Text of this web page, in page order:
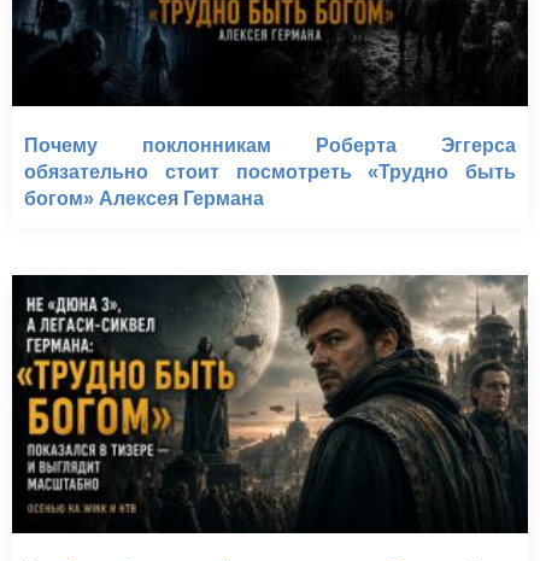
Почему поклонникам Роберта Эггерса
обязательно стоит посмотреть «Трудно быть
богом» Алексея Германа